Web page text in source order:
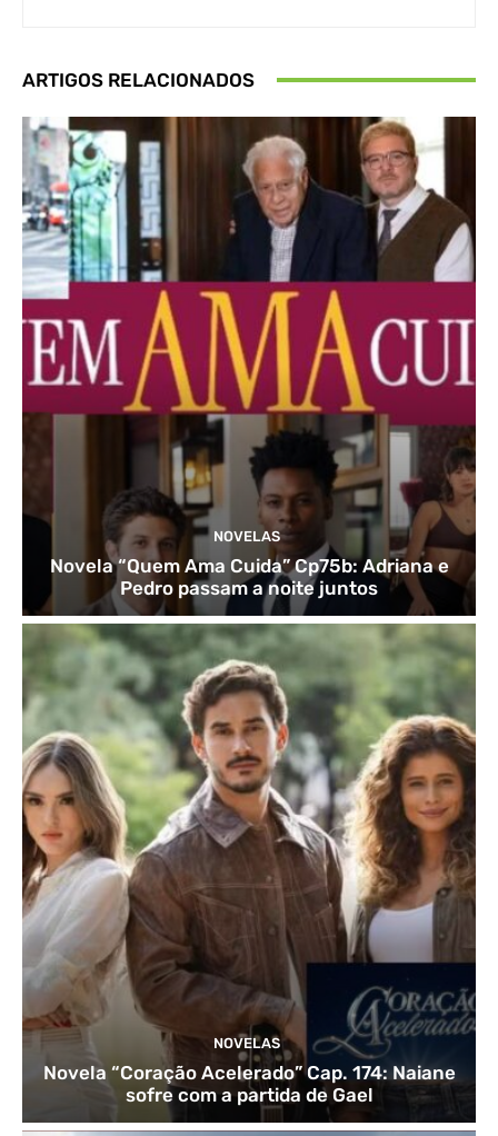
ARTIGOS RELACIONADOS
NOVELAS
Novela “Quem Ama Cuida” Cp75b: Adriana e
Pedro passam a noite juntos
NOVELAS
Novela “Coração Acelerado” Cap. 174: Naiane
sofre com a partida de Gael